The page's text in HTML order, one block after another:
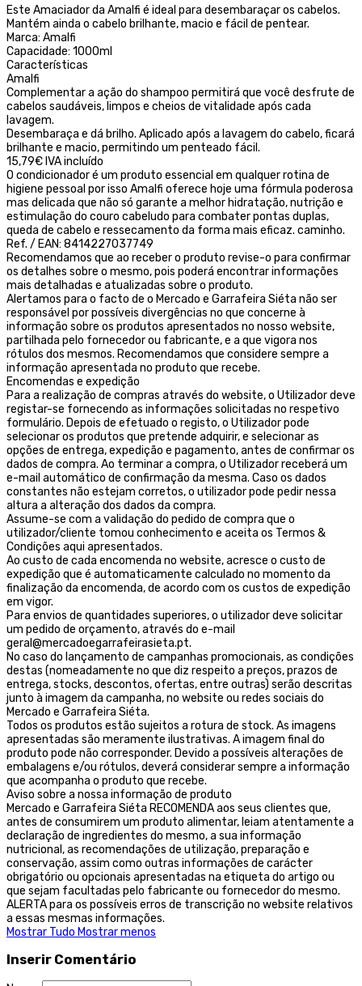
Este Amaciador da Amalfi é ideal para desembaraçar os cabelos.
Mantém ainda o cabelo brilhante, macio e fácil de pentear.
Marca: Amalfi
Capacidade: 1000ml
Características
Amalfi
Complementar a ação do shampoo permitirá que você desfrute de
cabelos saudáveis, limpos e cheios de vitalidade após cada
lavagem.
Desembaraça e dá brilho. Aplicado após a lavagem do cabelo, ficará
brilhante e macio, permitindo um penteado fácil.
15,79€ IVA incluído
O condicionador é um produto essencial em qualquer rotina de
higiene pessoal por isso Amalfi oferece hoje uma fórmula poderosa
mas delicada que não só garante a melhor hidratação, nutrição e
estimulação do couro cabeludo para combater pontas duplas,
queda de cabelo e ressecamento da forma mais eficaz. caminho.
Ref. / EAN: 8414227037749
Recomendamos que ao receber o produto revise-o para confirmar
os detalhes sobre o mesmo, pois poderá encontrar informações
mais detalhadas e atualizadas sobre o produto.
Alertamos para o facto de o Mercado e Garrafeira Siéta não ser
responsável por possíveis divergências no que concerne à
informação sobre os produtos apresentados no nosso website,
partilhada pelo fornecedor ou fabricante, e a que vigora nos
rótulos dos mesmos. Recomendamos que considere sempre a
informação apresentada no produto que recebe.
Encomendas e expedição
Para a realização de compras através do website, o Utilizador deve
registar-se fornecendo as informações solicitadas no respetivo
formulário. Depois de efetuado o registo, o Utilizador pode
selecionar os produtos que pretende adquirir, e selecionar as
opções de entrega, expedição e pagamento, antes de confirmar os
dados de compra. Ao terminar a compra, o Utilizador receberá um
e-mail automático de confirmação da mesma. Caso os dados
constantes não estejam corretos, o utilizador pode pedir nessa
altura a alteração dos dados da compra.
Assume-se com a validação do pedido de compra que o
utilizador/cliente tomou conhecimento e aceita os Termos &
Condições aqui apresentados.
Ao custo de cada encomenda no website, acresce o custo de
expedição que é automaticamente calculado no momento da
finalização da encomenda, de acordo com os custos de expedição
em vigor.
Para envios de quantidades superiores, o utilizador deve solicitar
um pedido de orçamento, através do e-mail
geral@mercadoegarrafeirasieta.pt.
No caso do lançamento de campanhas promocionais, as condições
destas (nomeadamente no que diz respeito a preços, prazos de
entrega, stocks, descontos, ofertas, entre outras) serão descritas
junto à imagem da campanha, no website ou redes sociais do
Mercado e Garrafeira Siéta.
Todos os produtos estão sujeitos a rotura de stock. As imagens
apresentadas são meramente ilustrativas. A imagem final do
produto pode não corresponder. Devido a possíveis alterações de
embalagens e/ou rótulos, deverá considerar sempre a informação
que acompanha o produto que recebe.
Aviso sobre a nossa informação de produto
Mercado e Garrafeira Siéta RECOMENDA aos seus clientes que,
antes de consumirem um produto alimentar, leiam atentamente a
declaração de ingredientes do mesmo, a sua informação
nutricional, as recomendações de utilização, preparação e
conservação, assim como outras informações de carácter
obrigatório ou opcionais apresentadas na etiqueta do artigo ou
que sejam facultadas pelo fabricante ou fornecedor do mesmo.
ALERTA para os possíveis erros de transcrição no website relativos
a essas mesmas informações.
Mostrar Tudo Mostrar menos
Inserir Comentário